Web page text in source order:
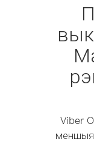
Viber
меншыя